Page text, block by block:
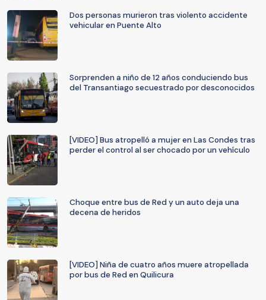
Dos personas murieron tras violento accidente
vehicular en Puente Alto
Sorprenden a niño de 12 años conduciendo bus
del Transantiago secuestrado por desconocidos
[VIDEO] Bus atropelló a mujer en Las Condes tras
perder el control al ser chocado por un vehículo
Choque entre bus de Red y un auto deja una
decena de heridos
[VIDEO] Niña de cuatro años muere atropellada
por bus de Red en Quilicura